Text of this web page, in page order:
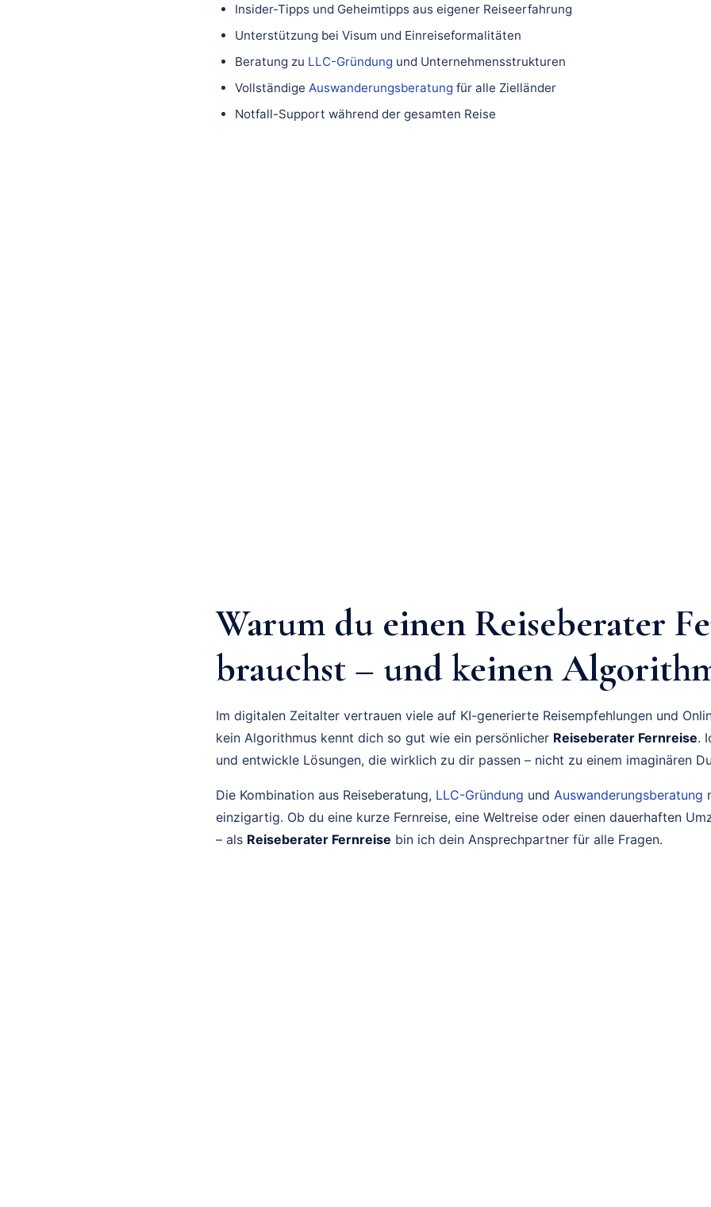
Insider-Tipps und Geheimtipps aus eigener Reiseerfahrung
Unterstützung bei Visum und Einreiseformalitäten
Beratung zu LLC-Gründung und Unternehmensstrukturen
Vollständige Auswanderungsberatung für alle Zielländer
Notfall-Support während der gesamten Reise
Warum du einen Reiseberater
brauchst – und keinen
Im digitalen Zeitalter vertrauen viele auf KI-generierte Reisempfehlungen und
kein Algorithmus kennt dich so gut wie ein persönlicher Reiseberater Fernreise.
und entwickle Lösungen, die wirklich zu dir passen – nicht zu einem imaginären
Die Kombination aus Reiseberatung, LLC-Gründung und Auswanderungsberatung
einzigartig. Ob du eine kurze Fernreise, eine Weltreise oder einen dauerhaften
– als Reiseberater Fernreise bin ich dein Ansprechpartner für alle Fragen.